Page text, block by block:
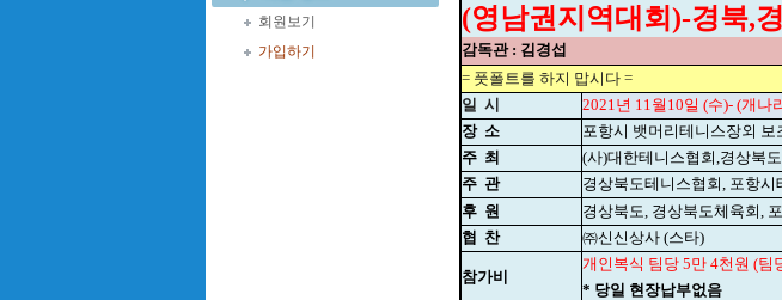
회원보기
가입하기
(영남권지역대회)-경북,
감독관 : 김경섭
= 풋폴트를 하지 맙시다 =
일 시
2021년 11월10일 (수)- (개나
장 소
포항시 뱃머리테니스장외 보
주 최
(사)대한테니스협회,경상북
주 관
경상북도테니스협회, 포항시
후 원
경상북도, 경상북도체육회,
협
찬 ㈜신신상사 (스타)
참가비
개인복식 팀당 5만 4천원 (
* 당일 현장납부없음